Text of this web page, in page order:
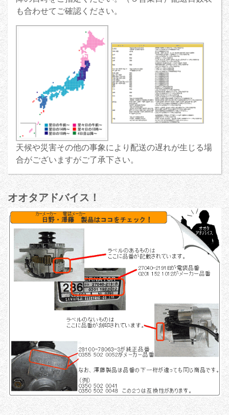
も合わせてご確認ください。
天候や災害その他の事象により配送の遅れが生じる場
合がございますがご了承下さい。
オオタアドバイス！